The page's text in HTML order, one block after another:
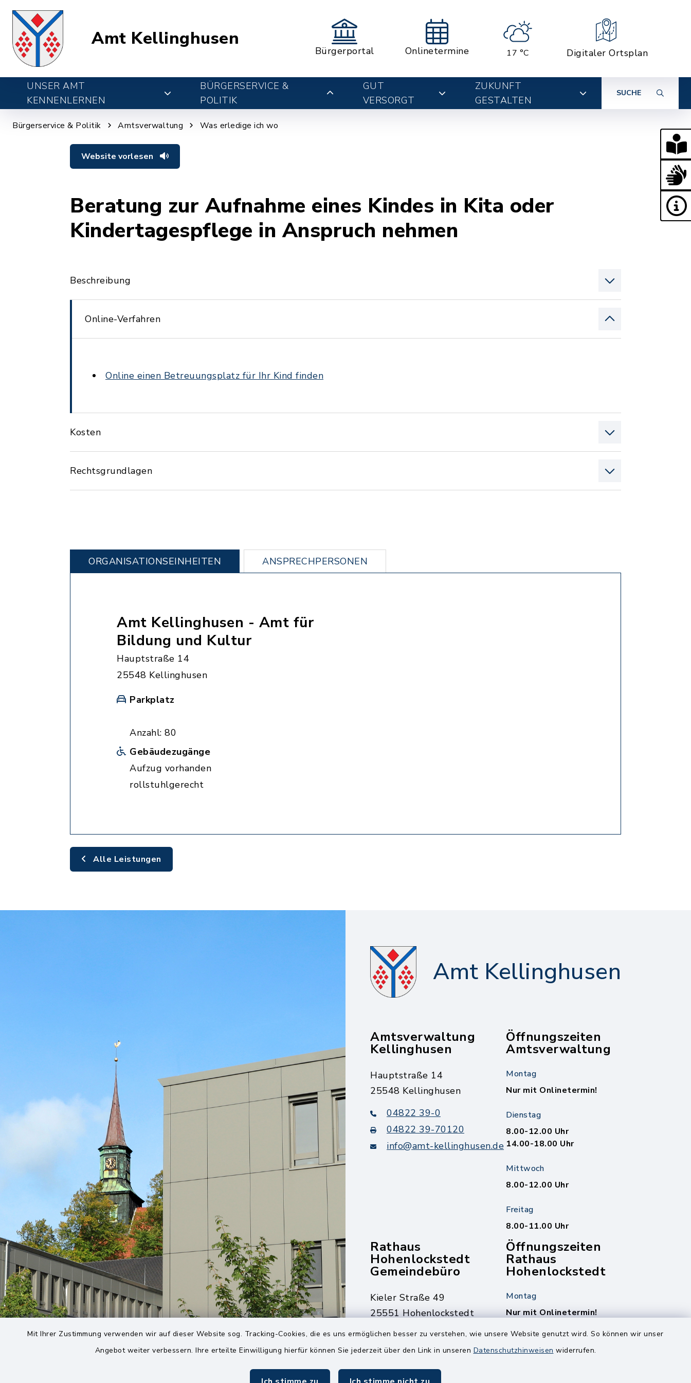
Mit Ihrer Zustimmung verwenden wir auf dieser Website sog. Tracking-Cookies, die es uns ermöglichen besser zu verstehen, wie unsere Website genutzt wird. So können wir unser
Angebot weiter verbessern. Ihre erteilte Einwilligung hierfür können Sie jederzeit über den Link in unseren Datenschutzhinweisen widerrufen.
Amt Kellinghusen
Bürgerportal Onlinetermine 17 °C Digitaler Ortsplan
UNSER AMT
KENNENLERNEN
BÜRGERSERVICE &
POLITIK
GUT
VERSORGT
ZUKUNFT
GESTALTEN
SUCHE
Bürgerservice & Politik Amtsverwaltung Was erledige ich wo
Website vorlesen
Beratung zur Aufnahme eines Kindes in Kita oder
Kindertagespflege in Anspruch nehmen
Beschreibung
Online-Verfahren
Online einen Betreuungsplatz für Ihr Kind finden
Kosten
Rechtsgrundlagen
ORGANISATIONS­EINHEITEN ANSPRECHPERSONEN
Amt Kellinghusen - Amt für
Bildung und Kultur
Hauptstraße 14
25548 Kellinghusen
Parkplatz
Anzahl: 80
Gebäudezugänge
Aufzug vorhanden
rollstuhlgerecht
Alle Leistungen
Amt Kellinghusen
Amtsverwaltung
Kellinghusen
Hauptstraße 14
25548 Kellinghusen
04822 39-0
04822 39-70120
info@amt-kellinghusen.de
Öffnungszeiten
Amtsverwaltung
Montag
Nur mit Onlinetermin!
Dienstag
8.00-12.00 Uhr
14.00-18.00 Uhr
Mittwoch
8.00-12.00 Uhr
Freitag
8.00-11.00 Uhr
Rathaus
Hohenlockstedt
Gemeindebüro
Kieler Straße 49
25551 Hohenlockstedt
04826 30-0
04826 30-15
info@amt-kellinghusen.de
Öffnungszeiten
Rathaus
Hohenlockstedt
Montag
Nur mit Onlinetermin!
Dienstag
8.00-12.00 Uhr